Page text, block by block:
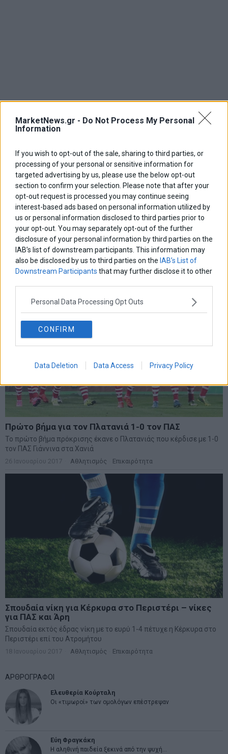
MarketNews.gr - Do Not Process My Personal
Information
If you wish to opt-out of the sale, sharing to third parties, or
processing of your personal or sensitive information for
targeted advertising by us, please use the below opt-out
section to confirm your selection. Please note that after your
opt-out request is processed you may continue seeing
interest-based ads based on personal information utilized by
us or personal information disclosed to third parties prior to
your opt-out. You may separately opt-out of the further
disclosure of your personal information by third parties on the
IAB’s list of downstream participants. This information may
also be disclosed by us to third parties on the IAB’s List of
Downstream Participants that may further disclose it to other
Personal Data Processing Opt Outs
CONFIRM
Data Deletion Data Access Privacy Policy
Πρώτο βήμα για τον Πλατανιά 1-0 τον ΠΑΣ
Το πρώτο βήμα πρόκρισης έκανε ο Πλατανιάς που κέρδισε με 1-0
τον ΠΑΣ Γιάννινα στα Χανιά
26 Ιανουαρίου 2017 Αθλητισμός Επικαιρότητα
Σπουδαία νίκη για Κέρκυρα στο Περιστέρι – νίκες
για ΠΑΣ και Άρη
Σπουδαία εκτός έδρας νίκη με το ευρύ 1-4 πέτυχε η Κέρκυρα στο
Περιστέρι επί του Ατρομήτου
18 Ιανουαρίου 2017 Αθλητισμός Επικαιρότητα
ΑΡΘΡΟΓΡΑΦΟΙ
Ελευθερία Κούρταλη
Οι «τιμωροί» των ομολόγων επέστρεψαν
Εύη Φραγκάκη
Η αληθινή παιδεία ξεκινά από την ψυχή…